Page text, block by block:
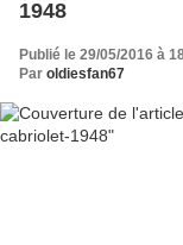
1948
Publié le 29/05/2016 à
Par oldiesfan67